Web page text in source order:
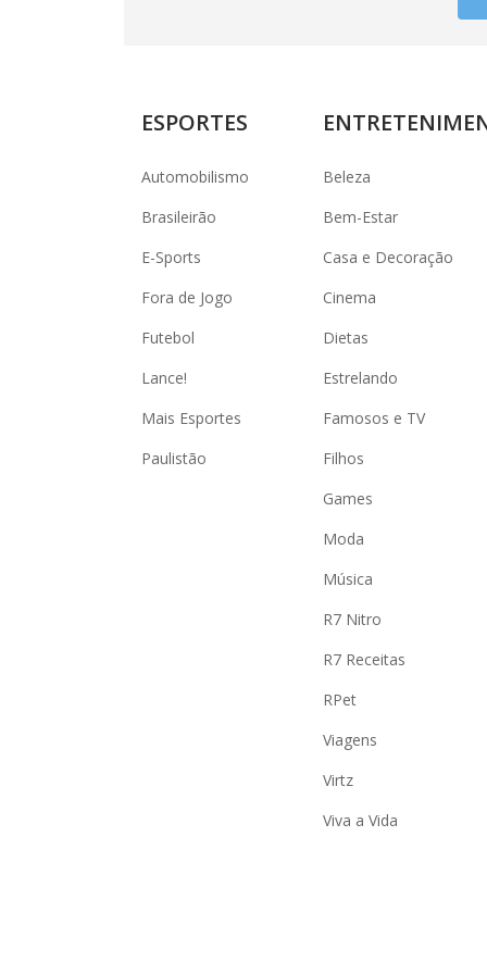
ESPORTES
Automobilismo
Brasileirão
E-Sports
Fora de Jogo
Futebol
Lance!
Mais Esportes
Paulistão
Beleza
Bem-Estar
Casa e Decoração
Cinema
Dietas
Estrelando
Famosos e TV
Filhos
Games
Moda
Música
R7 Nitro
R7 Receitas
RPet
Viagens
Virtz
Viva a Vida